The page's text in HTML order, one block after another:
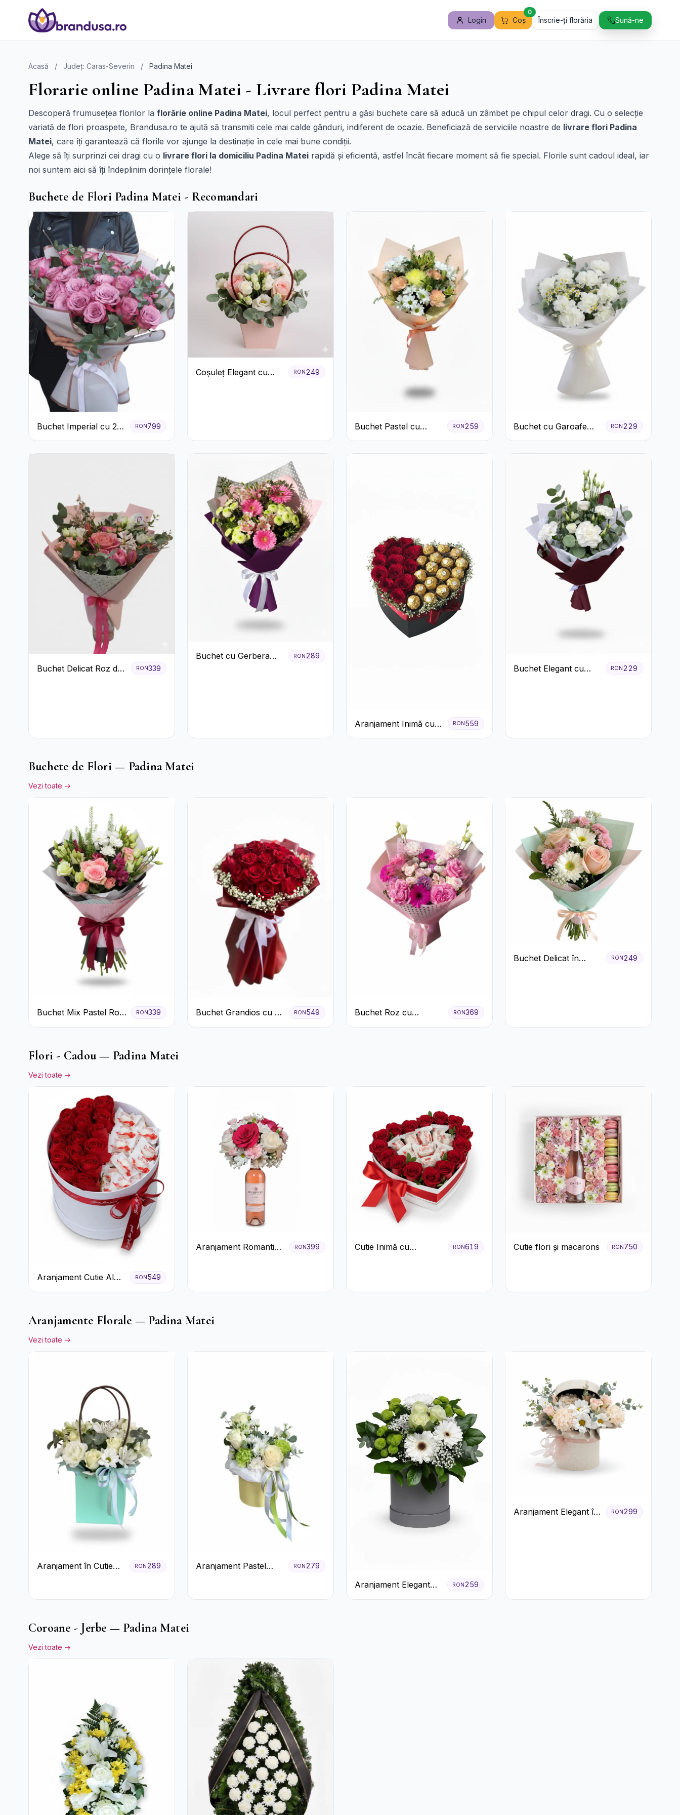
Login Coș
0
Înscrie-ți florăria Sună-ne
Acasă / Județ: Caras-Severin / Padina Matei
Florarie online Padina Matei - Livrare flori Padina Matei
Descoperă frumusețea florilor la florărie online Padina Matei, locul perfect pentru a găsi buchete care să aducă un zâmbet pe chipul celor dragi. Cu o selecție
variată de flori proaspete, Brandusa.ro te ajută să transmiti cele mai calde gânduri, indiferent de ocazie. Beneficiază de serviciile noastre de livrare flori Padina
Matei, care îți garantează că florile vor ajunge la destinație în cele mai bune condiții.
Alege să îți surprinzi cei dragi cu o livrare flori la domiciliu Padina Matei rapidă și eficientă, astfel încât fiecare moment să fie special. Florile sunt cadoul ideal, iar
noi suntem aici să îți îndeplinim dorințele florale!
Buchete de Flori Padina Matei - Recomandari
Buchet Imperial cu 25
Trandafiri
RON799
Coșuleț Elegant cu
RON249
Buchet Pastel cu
Crizanteme și Garoafe
RON259
Buchet cu Garoafe
Albe
RON229
Buchet Delicat Roz de
RON339
Buchet cu Gerbera
RON289
Aranjament Inimă cu
Trandafiri Roșii și
RON 559
Buchet Elegant cu
RON 229
Buchete de Flori — Padina Matei
Vezi toate →
Buchet Mix Pastel Roz
și Alb
RON339
Buchet Grandios cu 25
de Trandafiri Roșii
RON549
Buchet Roz cu
Tradafiri și Gerbera
RON369
Buchet Delicat în
RON 249
Flori - Cadou — Padina Matei
Vezi toate →
Aranjament Cutie Albă
cu Trandafiri Roșii și
RON549
Aranjament Romantic
RON399
Cutie Inimă cu
RON619 Cutie flori și macarons RON750
Aranjamente Florale — Padina Matei
Vezi toate →
Aranjament în Cutie
Alstroemeria
RON289
Aranjament Pastel
RON279
Aranjament Elegant
Alb-Verde în Cutie Gri
RON259
Aranjament Elegant în
RON299
Coroane - Jerbe — Padina Matei
Vezi toate →